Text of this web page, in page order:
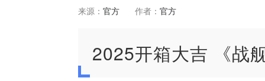
来源： 官方 作者： 官方
2025开箱大吉 《战